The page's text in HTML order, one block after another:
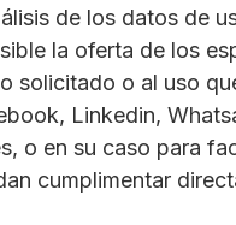
de los datos de
la oferta de los
o al uso
Linkedin,
o en su caso para
cumplimentar